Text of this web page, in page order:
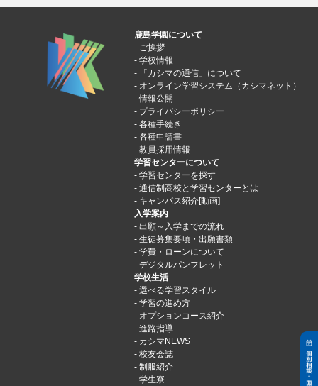
鹿島学園について
ご挨拶
学校情報
「カシマの通信」について
オンライン学習システム（カシマネット）
情報公開
プライバシーポリシー
各種手続き
各種申請書
教員採用情報
学習センターについて
学習センターを探す
通信制高校と学習センターとは
キャンパス紹介[動画]
入学案内
出願～入学までの流れ
生徒募集要項・出願書類
学費・ローンについて
デジタルパンフレット
学校生活
選べる学習スタイル
学習の進め方
オプションコース紹介
進路指導
カシマNEWS
校友会誌
制服紹介
学生寮